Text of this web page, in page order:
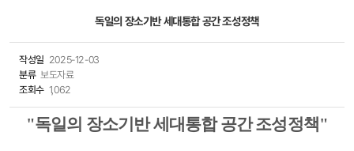
독일의 장소기반 세대통합 공간 조성정책
작성일 2025-12-03
분류 보도자료
조회수 1,062
"독일의 장소기반 세대통합 공간 조성정책"